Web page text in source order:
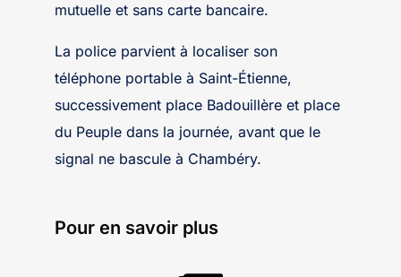
mutuelle et sans carte bancaire.
La police parvient à localiser son
téléphone portable à Saint-Étienne,
successivement place Badouillère et place
du Peuple dans la journée, avant que le
signal ne bascule à Chambéry.
Pour en savoir plus